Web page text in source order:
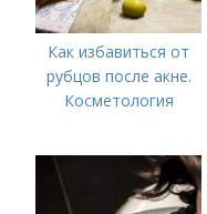
Как избавиться от
рубцов после акне.
Косметология